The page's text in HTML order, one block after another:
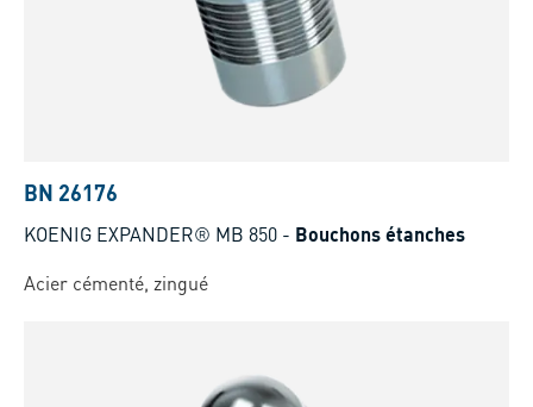
BN 26176
KOENIG EXPANDER® MB 850 - Bouchons étanches
Acier cémenté, zingué